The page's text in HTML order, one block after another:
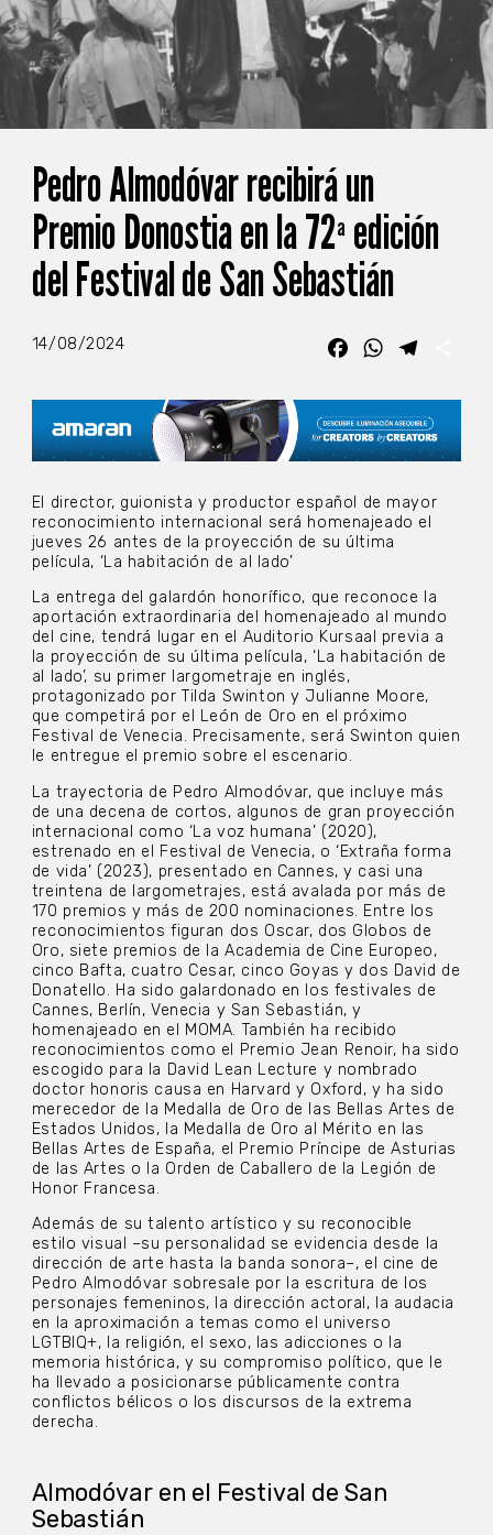
Pedro Almodóvar recibirá un
Premio Donostia en la 72ª edición
del Festival de San Sebastián
14/08/2024 FacebookWhatsApp
El director, guionista y productor español de mayor
reconocimiento internacional será homenajeado el
jueves 26 antes de la proyección de su última
película, ‘La habitación de al lado’
La entrega del galardón honorífico, que reconoce la
aportación extraordinaria del homenajeado al mundo
del cine, tendrá lugar en el Auditorio Kursaal previa a
la proyección de su última película, ‘La habitación de
al lado’, su primer largometraje en inglés,
protagonizado por Tilda Swinton y Julianne Moore,
que competirá por el León de Oro en el próximo
Festival de Venecia. Precisamente, será Swinton quien
le entregue el premio sobre el escenario.
La trayectoria de Pedro Almodóvar, que incluye más
de una decena de cortos, algunos de gran proyección
internacional como ‘La voz humana’ (2020),
estrenado en el Festival de Venecia, o ‘Extraña forma
de vida’ (2023), presentado en Cannes, y casi una
treintena de largometrajes, está avalada por más de
170 premios y más de 200 nominaciones. Entre los
reconocimientos figuran dos Oscar, dos Globos de
Oro, siete premios de la Academia de Cine Europeo,
cinco Bafta, cuatro Cesar, cinco Goyas y dos David de
Donatello. Ha sido galardonado en los festivales de
Cannes, Berlín, Venecia y San Sebastián, y
homenajeado en el MOMA. También ha recibido
reconocimientos como el Premio Jean Renoir, ha sido
escogido para la David Lean Lecture y nombrado
doctor honoris causa en Harvard y Oxford, y ha sido
merecedor de la Medalla de Oro de las Bellas Artes de
Estados Unidos, la Medalla de Oro al Mérito en las
Bellas Artes de España, el Premio Príncipe de Asturias
de las Artes o la Orden de Caballero de la Legión de
Honor Francesa.
Además de su talento artístico y su reconocible
estilo visual –su personalidad se evidencia desde la
dirección de arte hasta la banda sonora–, el cine de
Pedro Almodóvar sobresale por la escritura de los
personajes femeninos, la dirección actoral, la audacia
en la aproximación a temas como el universo
LGTBIQ+, la religión, el sexo, las adicciones o la
memoria histórica, y su compromiso político, que le
ha llevado a posicionarse públicamente contra
conflictos bélicos o los discursos de la extrema
derecha.
Almodóvar en el Festival de San
Sebastián